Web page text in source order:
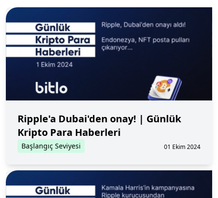
Ripple'a Dubai'den onay! | Günlük
Kripto Para Haberleri
Başlangıç Seviyesi 01 Ekim 2024